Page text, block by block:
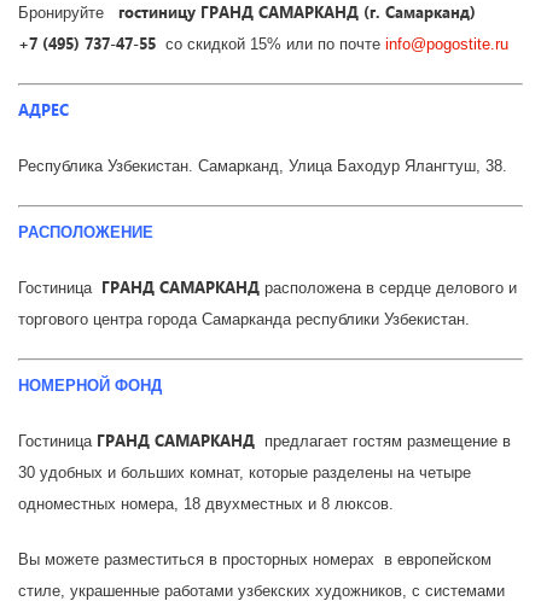
Бронируйте
гостиницу ГРАНД САМАРКАНД (г. Самарканд)
+7 (495) 737-47-55 со скидкой 15% или по почте info@pogostite.ru
АДРЕС
Республика Узбекистан. Самарканд, Улица Баходур Ялангтуш, 38.
РАСПОЛОЖЕНИЕ
Гостиница ГРАНД САМАРКАНД расположена в сердце делового и
торгового центра города Самарканда республики Узбекистан.
НОМЕРНОЙ ФОНД
Гостиница ГРАНД САМАРКАНД предлагает гостям размещение в
30 удобных и больших комнат, которые разделены на четыре
одноместных номера, 18 двухместных и 8 люксов.
Вы можете разместиться в просторных номерах в европейском
стиле, украшенные работами узбекских художников, с системами